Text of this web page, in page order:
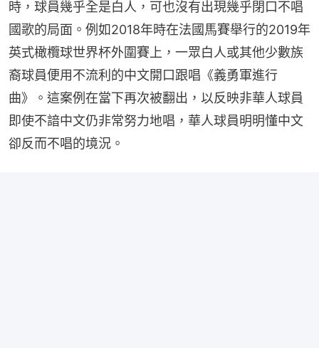
時，球員幾乎全是白人，可也沒有出現幾乎閉口不唱
國歌的局面。例如2018年時在法國馬賽舉行的2019年
英式橄欖球世界杯外圍賽上，一眾白人或其他少數族
裔球員便用不流利的中文開口跟唱《義勇軍進行
曲》。這案例在當下再次被翻出，以反映非華人球員
即使不諳中文仍非常努力地唱，華人球員明明懂中文
卻反而不唱的境況。